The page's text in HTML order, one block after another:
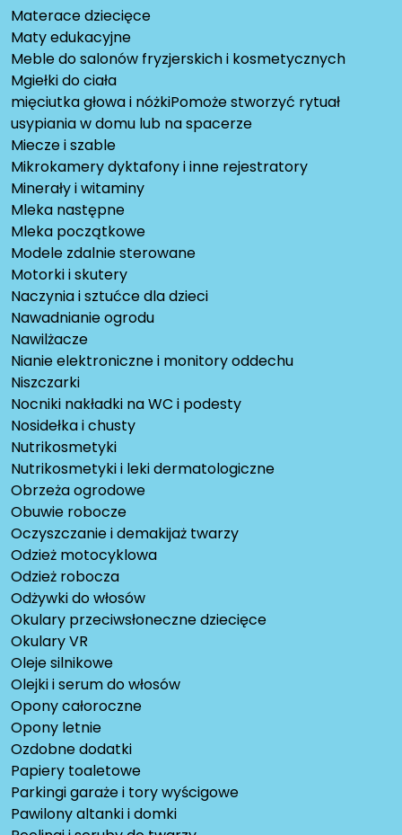
Materace dziecięce
Maty edukacyjne
Meble do salonów fryzjerskich i kosmetycznych
Mgiełki do ciała
mięciutka głowa i nóżkiPomoże stworzyć rytuał
usypiania w domu lub na spacerze
Miecze i szable
Mikrokamery dyktafony i inne rejestratory
Minerały i witaminy
Mleka następne
Mleka początkowe
Modele zdalnie sterowane
Motorki i skutery
Naczynia i sztućce dla dzieci
Nawadnianie ogrodu
Nawilżacze
Nianie elektroniczne i monitory oddechu
Niszczarki
Nocniki nakładki na WC i podesty
Nosidełka i chusty
Nutrikosmetyki
Nutrikosmetyki i leki dermatologiczne
Obrzeża ogrodowe
Obuwie robocze
Oczyszczanie i demakijaż twarzy
Odzież motocyklowa
Odzież robocza
Odżywki do włosów
Okulary przeciwsłoneczne dziecięce
Okulary VR
Oleje silnikowe
Olejki i serum do włosów
Opony całoroczne
Opony letnie
Ozdobne dodatki
Papiery toaletowe
Parkingi garaże i tory wyścigowe
Pawilony altanki i domki